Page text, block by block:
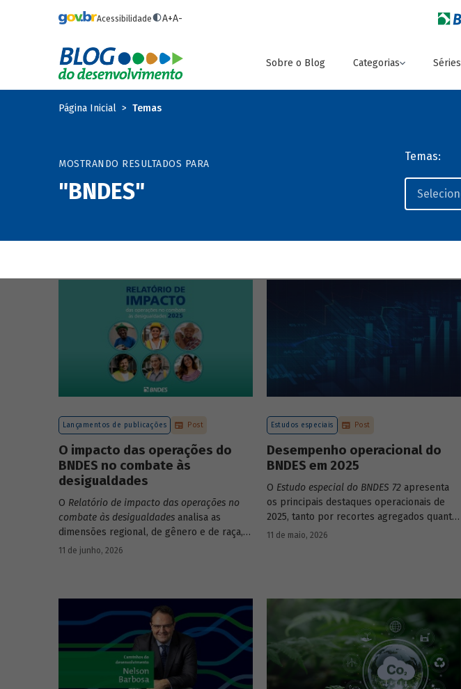
Acessibilidade A+A-
Sobre o Blog Categorias Séries
Página Inicial Temas
MOSTRANDO RESULTADOS PARA
"BNDES"
Temas:
Lançamentos de publicações Post
O impacto das operações do
BNDES no combate às
desigualdades
O Relatório de impacto das operações no
combate às desigualdades analisa as
dimensões regional, de gênero e de raça,
que contribuem para a elevada
11 de junho, 2026
Estudos especiais Post
Desempenho operacional do
BNDES em 2025
O Estudo especial do BNDES 72 apresenta
os principais destaques operacionais de
2025, tanto por recortes agregados quanto
em relação a atuações mais específicas do
11 de maio, 2026